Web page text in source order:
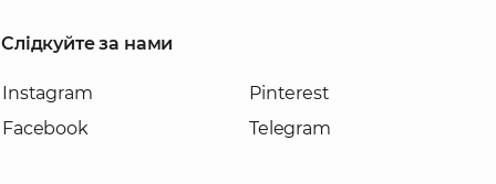
цікавий?
масив Українських Карпат, який важко сплутати
з іншими. Гори Горгани - це численні сірі кам’яні
Слідкуйте за нами
Instagram
Facebook
Pinterest
Telegram